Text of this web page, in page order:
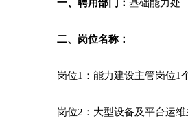
一、聘用部门：基础能力处
二、岗位名称：
岗位1：能力建设主管岗位1
岗位2：大型设备及平台运维